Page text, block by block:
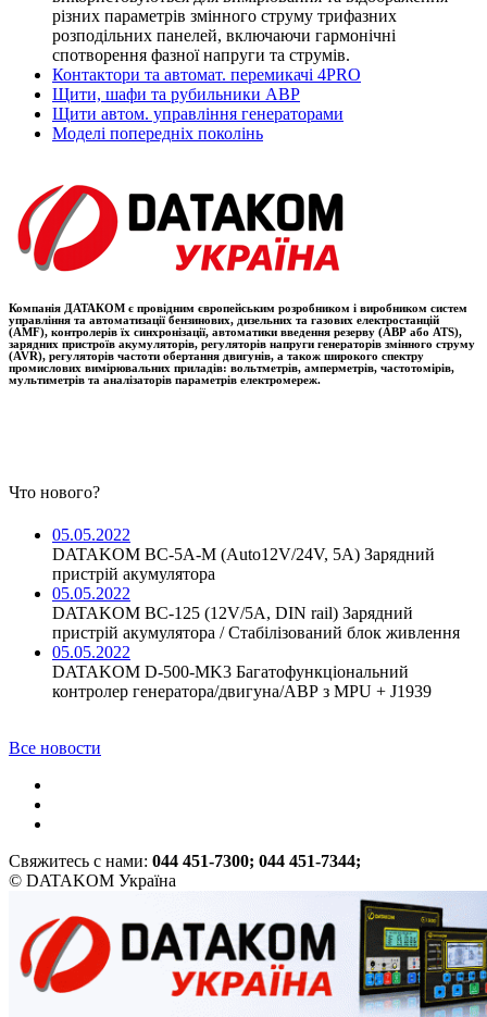
різних параметрів змінного струму трифазних
розподільних панелей, включаючи гармонічні
спотворення фазної напруги та струмів.
Контактори та автомат. перемикачі 4PRO
Щити, шафи та рубильники АВР
Щити автом. управління генераторами
Моделі попередніх поколінь
Компанія ДАТАКОМ є провідним європейським розробником і виробником систем
управління та автоматизації бензинових, дизельних та газових електростанцій
(AMF), контролерів їх синхронізації, автоматики введення резерву (АВР або ATS),
зарядних пристроїв акумуляторів, регуляторів напруги генераторів змінного струму
(AVR), регуляторів частоти обертання двигунів, а також широкого спектру
промислових вимірювальних приладів: вольтметрів, амперметрів, частотомірів,
мультиметрів та аналізаторів параметрів електромереж.
Что нового?
05.05.2022
DATAKOM BC-5A-M (Auto12V/24V, 5A) Зарядний
пристрій акумулятора
05.05.2022
DATAKOM BC-125 (12V/5A, DIN rail) Зарядний
пристрій акумулятора / Стабілізований блок живлення
05.05.2022
DATAKOM D-500-MK3 Багатофункціональний
контролер генератора/двигуна/АВР з MPU + J1939
Все новости
Свяжитесь с нами: 044 451-7300; 044 451-7344;
© DATAKOM Україна